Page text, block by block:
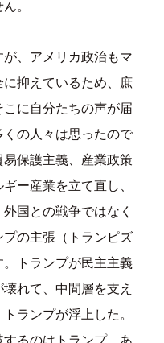
。
、アメリカ政治もマ
抑えているため、庶
に自分たちの声が届
の人々は思ったので
保護主義、産業政策
ー産業を立て直し、
国との戦争ではなく
の主張（トランピズ
トランプが民主主義
れて、中間層を支え
ランプが浮上した。